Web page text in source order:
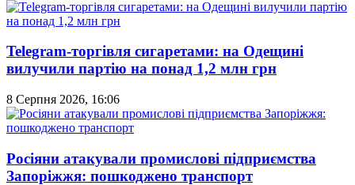
Telegram-торгівля сигаретами: на Одещині
вилучили партію на понад 1,2 млн грн
8 Серпня 2026, 16:06
Росіяни атакували промислові підприємства
Запоріжжя: пошкоджено транспорт